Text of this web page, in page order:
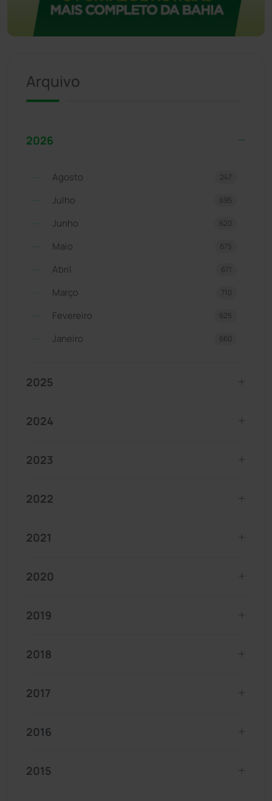
Arquivo
2026
Agosto 247
Julho 695
Junho 620
Maio 675
Abril 671
Março 710
Fevereiro 625
Janeiro 660
2025
2024
2023
2022
2021
2020
2019
2018
2017
2016
2015